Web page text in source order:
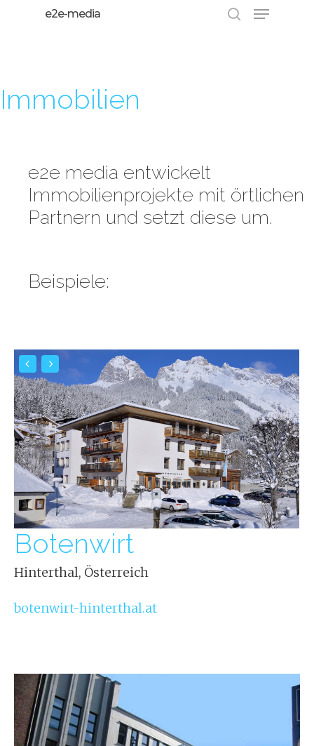
e2e-media
Immobilien
e2e media entwickelt
Immobilienprojekte mit örtlichen
Partnern und setzt diese um.
Beispiele:
Botenwirt
Hinterthal, Österreich
botenwirt-hinterthal.at